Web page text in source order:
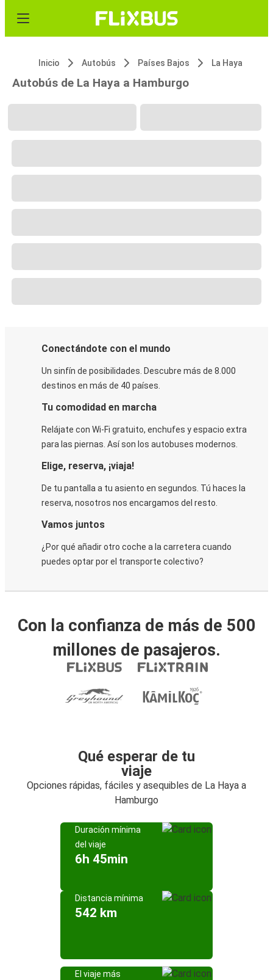
Inicio Autobús Países Bajos La Haya
Autobús de La Haya a Hamburgo
Conectándote con el mundo
Un sinfín de posibilidades. Descubre más de 8.000
destinos en más de 40 países.
Tu comodidad en marcha
Relájate con Wi-Fi gratuito, enchufes y espacio extra
para las piernas. Así son los autobuses modernos.
Elige, reserva, ¡viaja!
De tu pantalla a tu asiento en segundos. Tú haces la
reserva, nosotros nos encargamos del resto.
Vamos juntos
¿Por qué añadir otro coche a la carretera cuando
puedes optar por el transporte colectivo?
Con la confianza de más de 500
millones de pasajeros.
Qué esperar de tu
viaje
Opciones rápidas, fáciles y asequibles de La Haya a
Hamburgo
Duración mínima
del viaje
6h 45min
Distancia mínima
542 km
El viaje más